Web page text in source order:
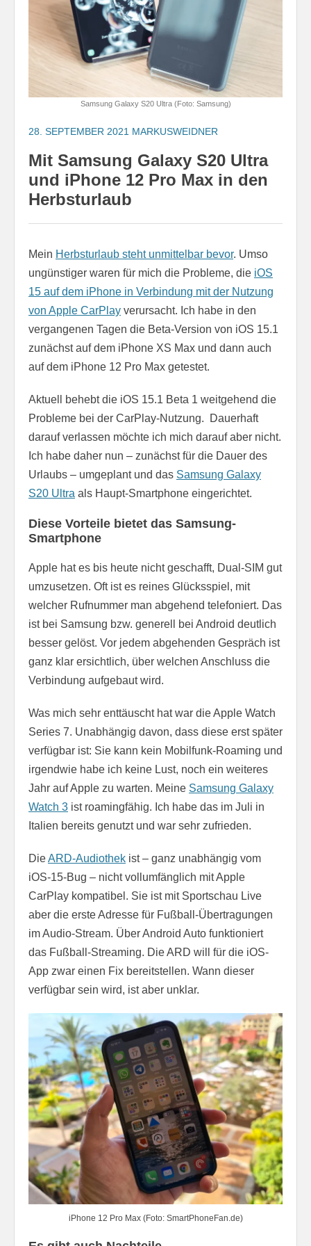
Samsung Galaxy S20 Ultra (Foto: Samsung)
28. SEPTEMBER 2021 MARKUSWEIDNER
Mit Samsung Galaxy S20 Ultra
und iPhone 12 Pro Max in den
Herbsturlaub
Mein Herbsturlaub steht unmittelbar bevor. Umso
ungünstiger waren für mich die Probleme, die iOS
15 auf dem iPhone in Verbindung mit der Nutzung
von Apple CarPlay verursacht. Ich habe in den
vergangenen Tagen die Beta-Version von iOS 15.1
zunächst auf dem iPhone XS Max und dann auch
auf dem iPhone 12 Pro Max getestet.
Aktuell behebt die iOS 15.1 Beta 1 weitgehend die
Probleme bei der CarPlay-Nutzung. Dauerhaft
darauf verlassen möchte ich mich darauf aber nicht.
Ich habe daher nun – zunächst für die Dauer des
Urlaubs – umgeplant und das Samsung Galaxy
S20 Ultra als Haupt-Smartphone eingerichtet.
Diese Vorteile bietet das Samsung-
Smartphone
Apple hat es bis heute nicht geschafft, Dual-SIM gut
umzusetzen. Oft ist es reines Glücksspiel, mit
welcher Rufnummer man abgehend telefoniert. Das
ist bei Samsung bzw. generell bei Android deutlich
besser gelöst. Vor jedem abgehenden Gespräch ist
ganz klar ersichtlich, über welchen Anschluss die
Verbindung aufgebaut wird.
Was mich sehr enttäuscht hat war die Apple Watch
Series 7. Unabhängig davon, dass diese erst später
verfügbar ist: Sie kann kein Mobilfunk-Roaming und
irgendwie habe ich keine Lust, noch ein weiteres
Jahr auf Apple zu warten. Meine Samsung Galaxy
Watch 3 ist roamingfähig. Ich habe das im Juli in
Italien bereits genutzt und war sehr zufrieden.
DieARD-Audiothek ist – ganz unabhängig vom
iOS-15-Bug – nicht vollumfänglich mit Apple
CarPlay kompatibel. Sie ist mit Sportschau Live
aber die erste Adresse für Fußball-Übertragungen
im Audio-Stream. Über Android Auto funktioniert
das Fußball-Streaming. Die ARD will für die iOS-
App zwar einen Fix bereitstellen. Wann dieser
verfügbar sein wird, ist aber unklar.
iPhone 12 Pro Max (Foto: SmartPhoneFan.de)